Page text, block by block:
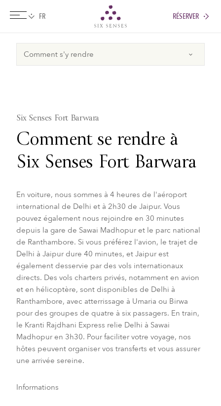
RÉSERVER
Six Senses Fort Barwara
Comment se rendre à
Six Senses Fort Barwara
En voiture, nous sommes à 4 heures de l'aéroport
international de Delhi et à 2h30 de Jaipur. Vous
pouvez également nous rejoindre en 30 minutes
depuis la gare de Sawai Madhopur et le parc national
de Ranthambore. Si vous préférez l'avion, le trajet de
Delhi à Jaipur dure 40 minutes, et Jaipur est
également desservie par des vols internationaux
directs. Des vols charters privés, notamment en avion
et en hélicoptère, sont disponibles de Delhi à
Ranthambore, avec atterrissage à Umaria ou Birwa
pour des groupes de quatre à six passagers. En train,
le Kranti Rajdhani Express relie Delhi à Sawai
Madhopur en 3h30. Pour faciliter votre voyage, nos
hôtes peuvent organiser vos transferts et vous assurer
une arrivée sereine.
Informations